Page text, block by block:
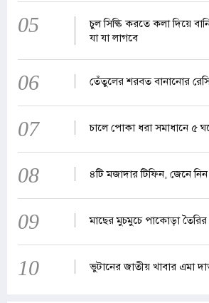
05
চুল সিল্কি করতে কলা দিয়ে
যা যা লাগবে
06 তেঁতুলের শরবত বানানোর
07 চালে পোকা ধরা সমাধানে ৫
08 ৪টি মজাদার টিফিন, জেনে নিন
09 মাছের মুচমুচে পাকোড়া
10 ভুটানের জাতীয় খাবার এমা